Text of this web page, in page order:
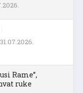
31.07.2026.
Rame”,
ruke